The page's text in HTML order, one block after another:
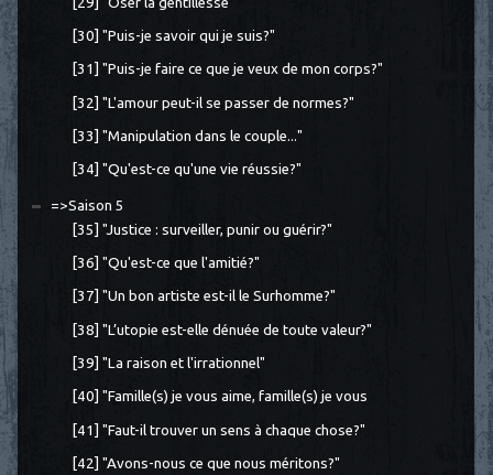
[30] "Puis-je savoir qui je suis?"
[31] "Puis-je faire ce que je veux de mon corps?"
[32] "L'amour peut-il se passer de normes?"
[33] "Manipulation dans le couple..."
[34] "Qu'est-ce qu'une vie réussie?"
=>Saison 5
[35] "Justice : surveiller, punir ou guérir?"
[36] "Qu'est-ce que l'amitié?"
[37] "Un bon artiste est-il le Surhomme?"
[38] "L’utopie est-elle dénuée de toute valeur?"
[39] "La raison et l'irrationnel"
[40] "Famille(s) je vous aime, famille(s) je vous
[41] "Faut-il trouver un sens à chaque chose?"
[42] "Avons-nous ce que nous méritons?"